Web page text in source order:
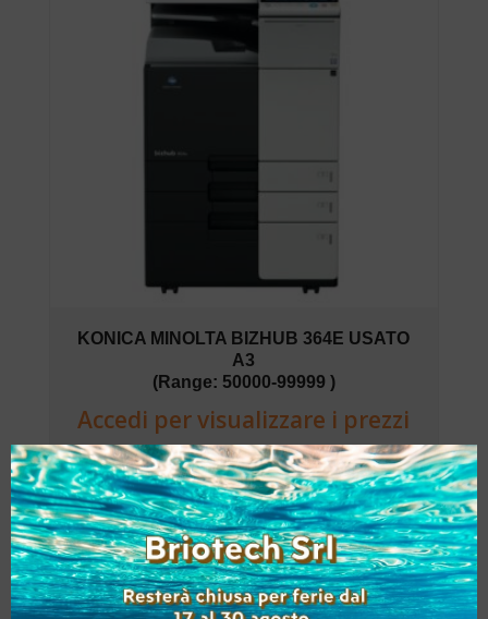
KONICA MINOLTA BIZHUB 364E USATO
A3
(Range: 50000-99999 )
Accedi per visualizzare i prezzi